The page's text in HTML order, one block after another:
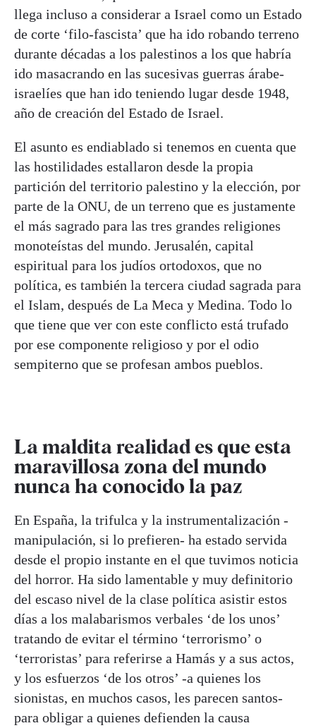
llega incluso a considerar a Israel como un Estado
de corte ‘filo-fascista’ que ha ido robando terreno
durante décadas a los palestinos a los que habría
ido masacrando en las sucesivas guerras árabe-
israelíes que han ido teniendo lugar desde 1948,
año de creación del Estado de Israel.
El asunto es endiablado si tenemos en cuenta que
las hostilidades estallaron desde la propia
partición del territorio palestino y la elección, por
parte de la ONU, de un terreno que es justamente
el más sagrado para las tres grandes religiones
monoteístas del mundo. Jerusalén, capital
espiritual para los judíos ortodoxos, que no
política, es también la tercera ciudad sagrada para
el Islam, después de La Meca y Medina. Todo lo
que tiene que ver con este conflicto está trufado
por ese componente religioso y por el odio
sempiterno que se profesan ambos pueblos.
La maldita realidad es que esta
maravillosa zona del mundo
nunca ha conocido la paz
En España, la trifulca y la instrumentalización -
manipulación, si lo prefieren- ha estado servida
desde el propio instante en el que tuvimos noticia
del horror. Ha sido lamentable y muy definitorio
del escaso nivel de la clase política asistir estos
días a los malabarismos verbales ‘de los unos’
tratando de evitar el término ‘terrorismo’ o
‘terroristas’ para referirse a Hamás y a sus actos,
y los esfuerzos ‘de los otros’ -a quienes los
sionistas, en muchos casos, les parecen santos-
para obligar a quienes defienden la causa